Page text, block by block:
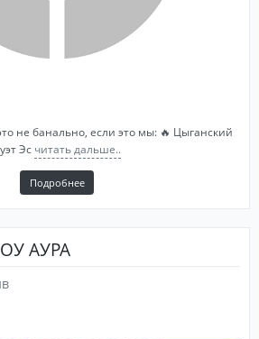
не банально, если это мы: 🔥 Цыганский
Эс читать дальше..
Подробнее
АУРА